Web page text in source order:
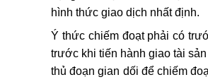
hình thức giao dịch nhất định.
Ý thức chiếm đoạt phải có
trước khi tiến hành giao tài
thủ đoạn gian dối để chiếm